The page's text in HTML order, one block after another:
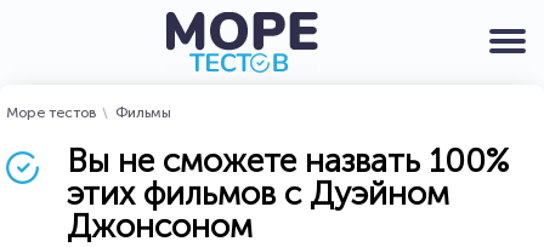
Море тестов Фильмы
Вы не сможете назвать 100%
этих фильмов с Дуэйном
Джонсоном